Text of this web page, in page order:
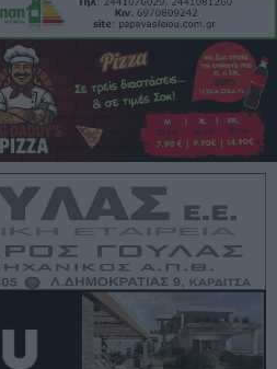
KarditsaLive.Net